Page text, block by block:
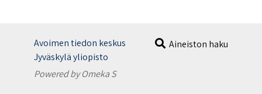
Avoimen tiedon keskus
Jyväskylä yliopisto
Aineiston haku
Powered by Omeka S